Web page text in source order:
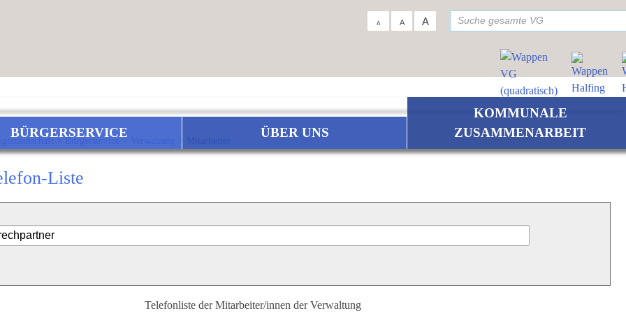
A A A
BÜRGERSERVICE ÜBER UNS
KOMMUNALE
ZUSAMMENARBEIT
>Bürgerservice>
Liste
Telefonliste der Mitarbeiter/innen der Verwaltung